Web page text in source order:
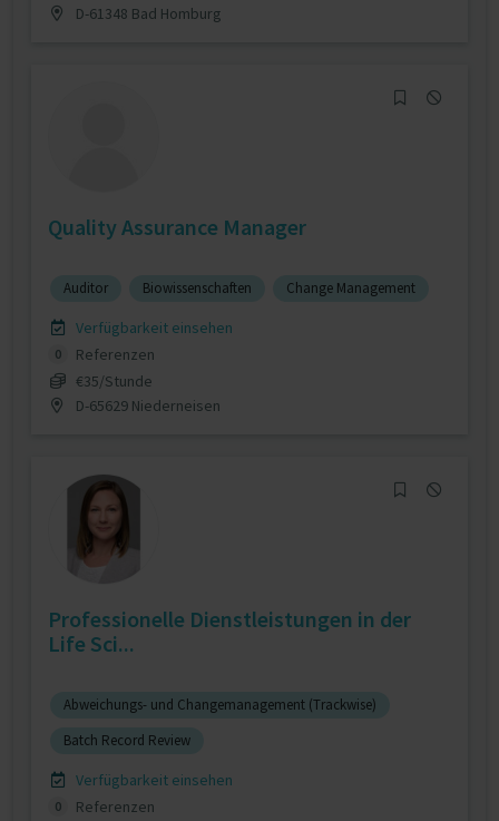
D-61348 Bad Homburg
Quality Assurance Manager
Auditor Biowissenschaften Change Management
Verfügbarkeit einsehen
0
Referenzen
€35/Stunde
D-65629 Niederneisen
Professionelle Dienstleistungen in der
Life Sci...
Abweichungs- und Changemanagement (Trackwise)
Batch Record Review
Verfügbarkeit einsehen
0
Referenzen